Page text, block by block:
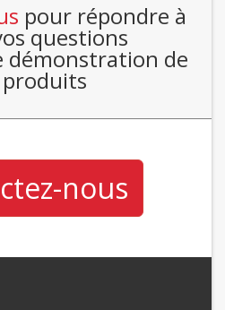
pour répondre à
questions
démonstration de
nous